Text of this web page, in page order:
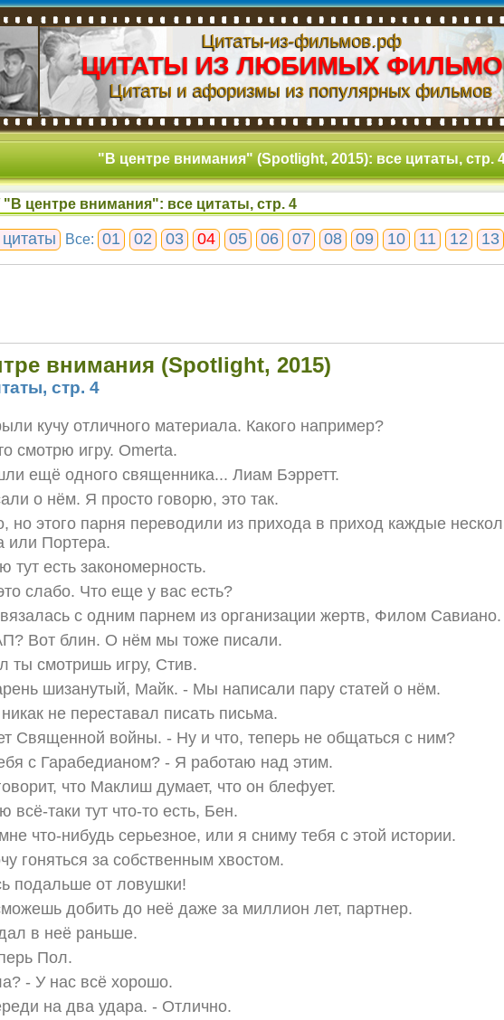
Цитаты-из-фильмов.рф
ЦИТАТЫ ИЗ ЛЮБИМЫХ
Цитаты и афоризмы из популярных фильмов
"В центре внимания" (Spotlight, 2015): все цитаты, стр.
"В центре внимания": все цитаты, стр. 4
Все: 01 02 03 04 05 06 07 08 09 10 11 12 13
внимания (Spotlight, 2015)
стр. 4
кучу отличного материала. Какого например?
смотрю игру. Omerta.
ещё одного священника... Лиам Бэрретт.
о нём. Я просто говорю, это так.
но этого парня переводили из прихода в приход каждые
или Портера.
тут есть закономерность.
слабо. Что еще у вас есть?
с одним парнем из организации жертв, Филом Савиано.
Вот блин. О нём мы тоже писали.
ты смотришь игру, Стив.
шизанутый, Майк. - Мы написали пару статей о нём.
не переставал писать письма.
Священной войны. - Ну и что, теперь не общаться с ним?
с Гарабедианом? - Я работаю над этим.
что Маклиш думает, что он блефует.
всё-таки тут что-то есть, Бен.
что-нибудь серьезное, или я сниму тебя с этой истории.
гоняться за собственным хвостом.
подальше от ловушки!
добить до неё даже за миллион лет, партнер.
в неё раньше.
Пол.
- У нас всё хорошо.
на два удара. - Отлично.